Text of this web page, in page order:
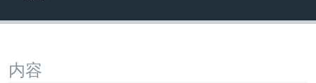
内容